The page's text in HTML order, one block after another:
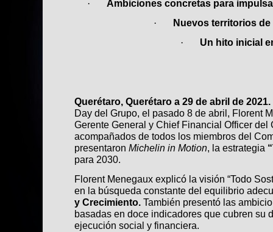
·
Ambiciones concretas para
·
Nuevos territorios
·
Un hito inicial
Querétaro, Querétaro a 29 de abril de 2021.
Day del Grupo, el pasado 8 de abril, Florent
Gerente General y Chief Financial Officer
acompañados de todos los miembros del
presentaron Michelin in Motion, la estrategia
para 2030.
Florent Menegaux explicó la visión “Todo
en la búsqueda constante del equilibrio
y Crecimiento. También presentó las
basadas en doce indicadores que cubren su
ejecución social y financiera.